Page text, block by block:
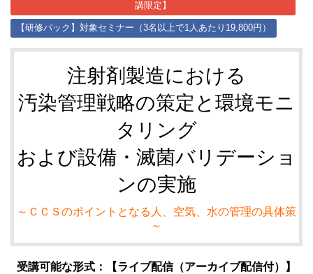
講限定】
【研修パック】対象セミナー（3名以上で1人あたり19,800円）
注射剤製造における
汚染管理戦略の策定と環境モニ
タリング
および設備・滅菌バリデーショ
ンの実施
～ＣＣＳのポイントとなる人、空気、水の管理の具体策
～
受講可能な形式：【ライブ配信（アーカイブ配信付）】